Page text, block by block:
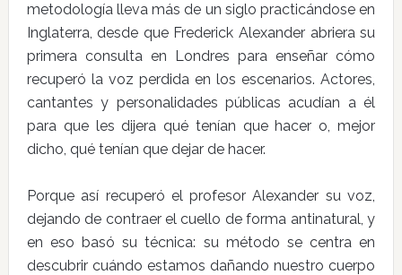
metodología lleva más de un siglo practicándose en
Inglaterra, desde que Frederick Alexander abriera su
primera consulta en Londres para enseñar cómo
recuperó la voz perdida en los escenarios. Actores,
cantantes y personalidades públicas acudían a él
para que les dijera qué tenían que hacer o, mejor
dicho, qué tenían que dejar de hacer.
Porque así recuperó el profesor Alexander su voz,
dejando de contraer el cuello de forma antinatural, y
en eso basó su técnica: su método se centra en
descubrir cuándo estamos dañando nuestro cuerpo